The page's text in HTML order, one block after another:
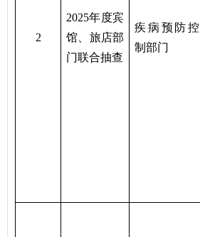
2
2025年度宾
馆、旅店部
门联合抽查
疾病预防控
制部门